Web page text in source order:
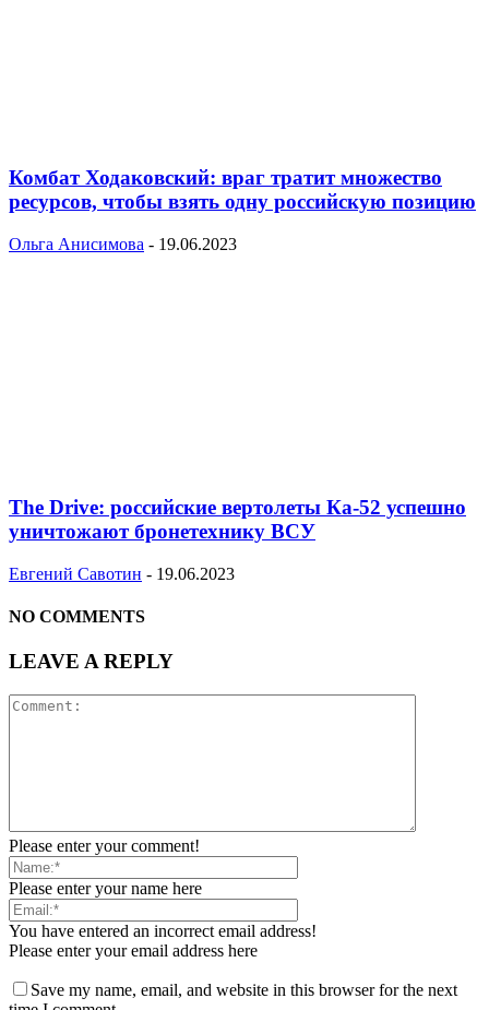
Комбат Ходаковский: враг тратит множество
ресурсов, чтобы взять одну российскую позицию
Ольга Анисимова - 19.06.2023
The Drive: российские вертолеты Ка-52 успешно
уничтожают бронетехнику ВСУ
Евгений Савотин - 19.06.2023
NO COMMENTS
LEAVE A REPLY
Please enter your comment!
Please enter your name here
You have entered an incorrect email address!
Please enter your email address here
Save my name, email, and website in this browser for the next